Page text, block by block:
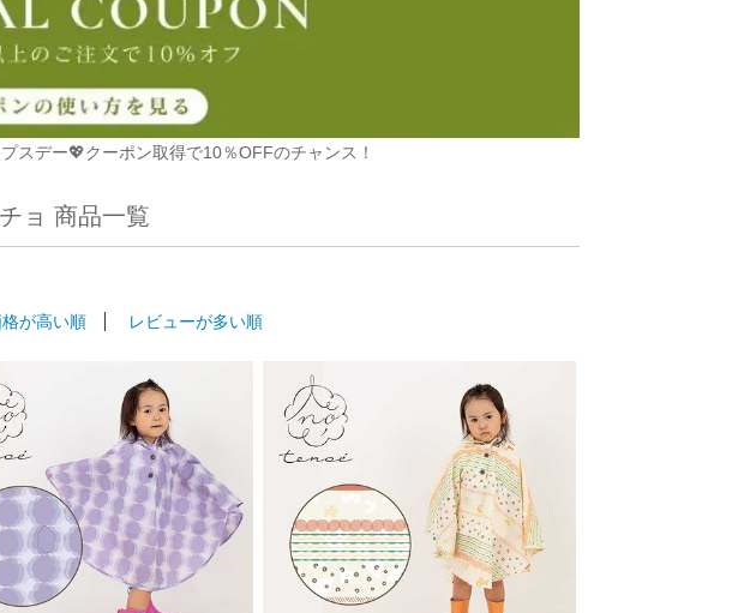
スデー💖クーポン取得で10％OFFのチャンス！
ョ 商品一覧
が高い順 レビューが多い順